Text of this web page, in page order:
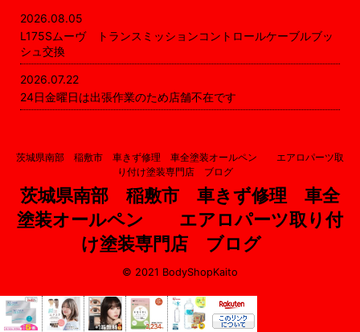
2026.08.05
L175Sムーヴ トランスミッションコントロールケーブルブッ
シュ交換
2026.07.22
24日金曜日は出張作業のため店舗不在です
茨城県南部 稲敷市 車きず修理 車全塗装オールペン エアロパーツ取
り付け塗装専門店 ブログ
茨城県南部 稲敷市 車きず修理 車全
塗装オールペン エアロパーツ取り付
け塗装専門店 ブログ
© 2021 BodyShopKaito